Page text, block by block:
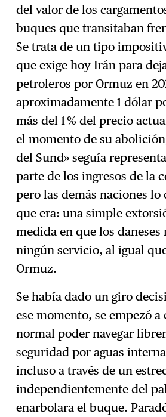
del valor de los
buques que transitaban
Se trata de un tipo
que exige hoy Irán para
petroleros por Ormuz en
aproximadamente 1 dólar
más del 1 % del precio
el momento de su
del Sund» seguía
parte de los ingresos de la
pero las demás naciones
que era: una simple
medida en que los daneses
ningún servicio, al igual
Ormuz.
Se había dado un giro
ese momento, se empezó
normal poder navegar
seguridad por aguas
incluso a través de un
independientemente del
enarbolara el buque.